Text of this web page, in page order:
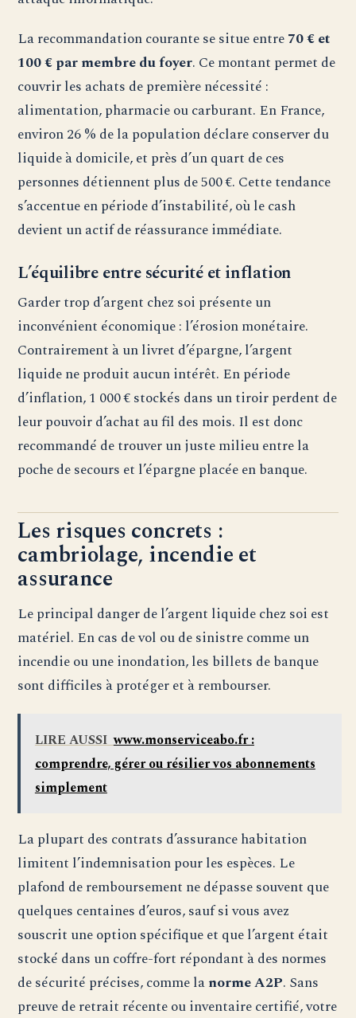
La recommandation courante se situe entre70 € et
100 € par membre du foyer. Ce montant permet de
couvrir les achats de première nécessité :
alimentation, pharmacie ou carburant. En France,
environ 26 % de la population déclare conserver du
liquide à domicile, et près d’un quart de ces
personnes détiennent plus de 500 €. Cette tendance
s’accentue en période d’instabilité, où le cash
devient un actif de réassurance immédiate.
L’équilibre entre sécurité et inflation
Garder trop d’argent chez soi présente un
inconvénient économique : l’érosion monétaire.
Contrairement à un livret d’épargne, l’argent
liquide ne produit aucun intérêt. En période
d’inflation, 1 000 € stockés dans un tiroir perdent de
leur pouvoir d’achat au fil des mois. Il est donc
recommandé de trouver un juste milieu entre la
poche de secours et l’épargne placée en banque.
Les risques concrets :
cambriolage, incendie et
assurance
Le principal danger de l’argent liquide chez soi est
matériel. En cas de vol ou de sinistre comme un
incendie ou une inondation, les billets de banque
sont difficiles à protéger et à rembourser.
LIRE AUSSI www.monserviceabo.fr :
comprendre, gérer ou résilier vos abonnements
simplement
La plupart des contrats d’assurance habitation
limitent l’indemnisation pour les espèces. Le
plafond de remboursement ne dépasse souvent que
quelques centaines d’euros, sauf si vous avez
souscrit une option spécifique et que l’argent était
stocké dans un coffre-fort répondant à des normes
de sécurité précises, comme lanorme A2P. Sans
preuve de retrait récente ou inventaire certifié, votre